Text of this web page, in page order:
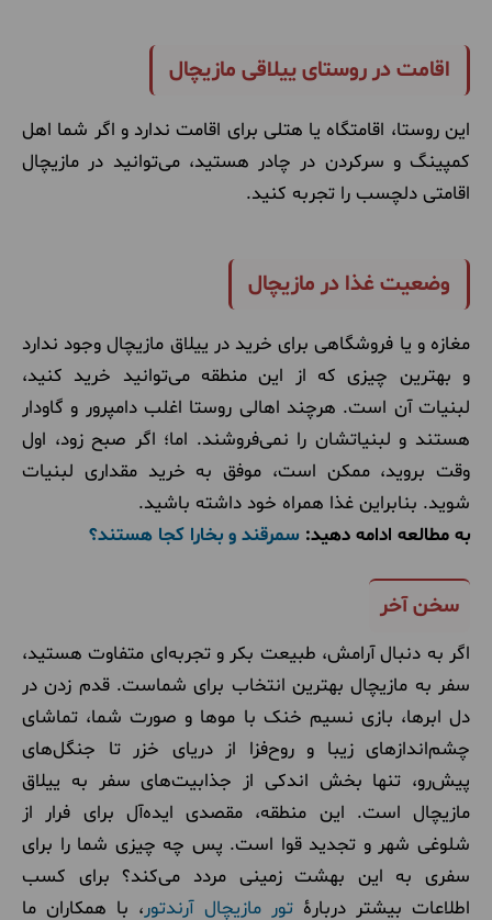
اقامت در روستای ییلاقی مازیچال
این روستا، اقامتگاه یا هتلی برای اقامت ندارد و اگر شما اهل
کمپینگ و سرکردن در چادر هستید، می‌توانید در مازیچال
اقامتی دلچسب را تجربه کنید.
وضعیت غذا در مازیچال
مغازه و یا فروشگاهی برای خرید در ییلاق مازیچال وجود ندارد
و بهترین چیزی که از این منطقه می‌توانید خرید کنید،
لبنیات آن است. هرچند اهالی روستا اغلب دامپرور و گاودار
هستند و لبنیاتشان را نمی‌فروشند. اما؛ اگر صبح زود، اول
وقت بروید، ممکن است، موفق به خرید مقداری لبنیات
شوید. بنابراین غذا همراه خود داشته باشید.
به مطالعه ادامه دهید: سمرقند و بخارا کجا هستند؟
سخن آخر
اگر به دنبال آرامش، طبیعت بکر و تجربه‌ای متفاوت هستید،
سفر به مازیچال بهترین انتخاب برای شماست. قدم زدن در
دل ابرها، بازی نسیم خنک با موها و صورت شما، تماشای
چشم‌اندازهای زیبا و روح‌فزا از دریای خزر تا جنگل‌های
پیش‌رو، تنها بخش اندکی از جذابیت‌های سفر به ییلاق
مازیچال است. این منطقه، مقصدی ایده‌آل برای فرار از
شلوغی شهر و تجدید قوا است. پس چه چیزی شما را برای
سفری به این بهشت زمینی مردد می‌کند؟ برای کسب
اطلاعات بیشتر دربارۀتور مازیچال آرندتور، با همکاران ما